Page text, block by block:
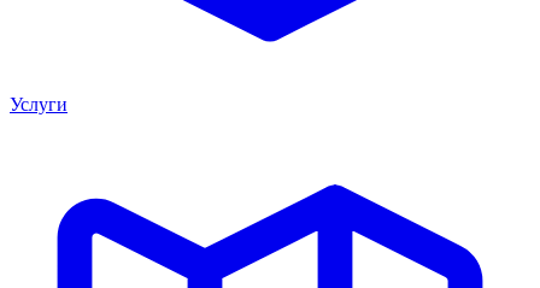
Услуги